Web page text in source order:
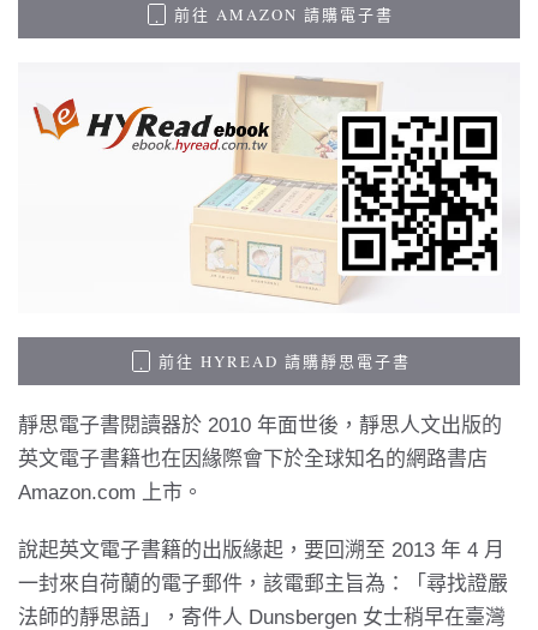
前往 AMAZON 請購電子書
前往 HYREAD 請購靜思電子書
靜思電子書閱讀器於 2010 年面世後，靜思人文出版的
英文電子書籍也在因緣際會下於全球知名的網路書店
Amazon.com 上市。
說起英文電子書籍的出版緣起，要回溯至 2013 年 4 月
一封來自荷蘭的電子郵件，該電郵主旨為：「尋找證嚴
法師的靜思語」，寄件人 Dunsbergen 女士稍早在臺灣